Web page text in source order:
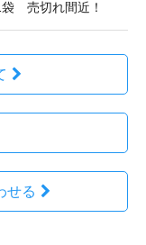
売切れ間近！
せる